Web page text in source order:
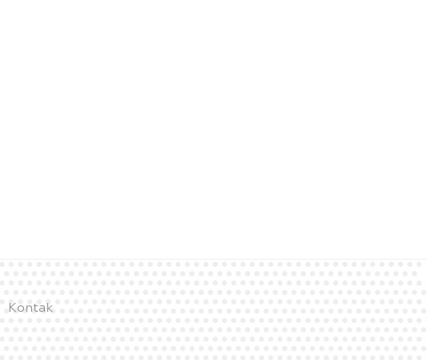
Kontak